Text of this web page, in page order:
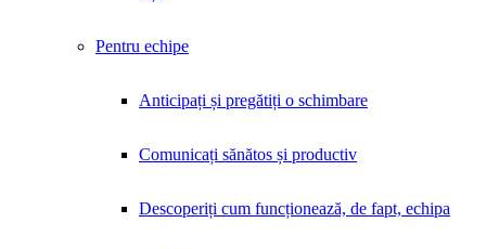
Pentru echipe
Anticipați și pregătiți o schimbare
Comunicați sănătos și productiv
Descoperiți cum funcționează, de fapt, echipa